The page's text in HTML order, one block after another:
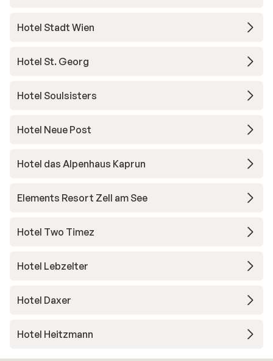
Hotel Stadt Wien
Hotel St. Georg
Hotel Soulsisters
Hotel Neue Post
Hotel das Alpenhaus Kaprun
Elements Resort Zell am See
Hotel Two Timez
Hotel Lebzelter
Hotel Daxer
Hotel Heitzmann